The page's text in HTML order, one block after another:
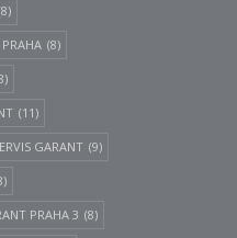
PRAHA (8)
(11)
GARANT (9)
PRAHA 3 (8)